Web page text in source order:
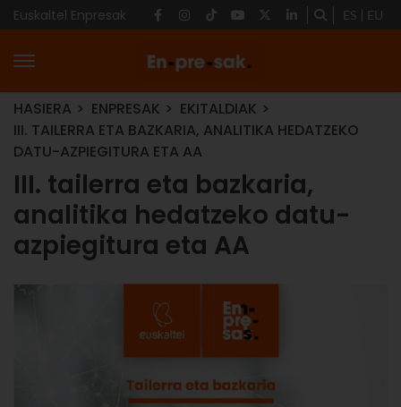
Euskaltel Enpresak ES EU
HASIERA ENPRESAK
EKITALDIAK
III. TAILERRA ETA BAZKARIA, ANALITIKA HEDATZEKO
DATU-AZPIEGITURA ETA AA
III. tailerra eta bazkaria,
analitika hedatzeko datu-
azpiegitura eta AA